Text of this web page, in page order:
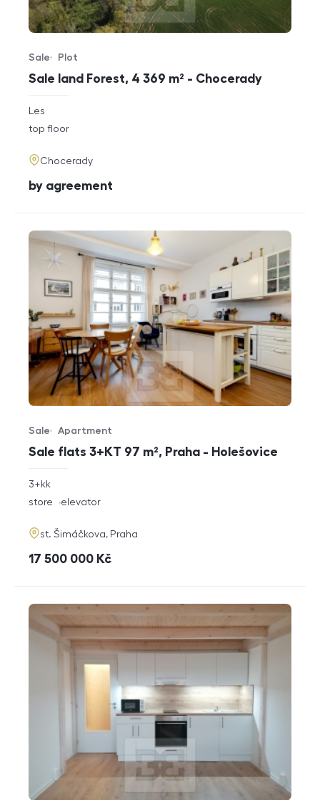
Sale land Forest, 4 369 m² - Chocerady
Offer type
Sale
Property type
Plot
rozměry
Les
funkce
top floor
adresa
Chocerady
cena
by agreement
Sale flats 3+KT 97 m², Praha - Holešovice
Offer type
Sale
Property type
Apartment
rozměry
disposition
3+kk
funkce
store elevator
adresa
st. Šimáčkova, Praha
cena
17 500 000 Kč